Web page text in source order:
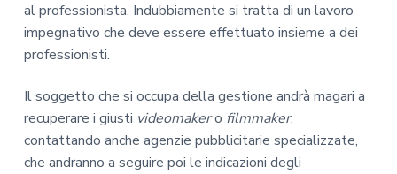
al professionista. Indubbiamente si tratta di un lavoro
impegnativo che deve essere effettuato insieme a dei
professionisti.
Il soggetto che si occupa della gestione andrà magari a
recuperare i giusti videomakero filmmaker,
contattando anche agenzie pubblicitarie specializzate,
che andranno a seguire poi le indicazioni degli